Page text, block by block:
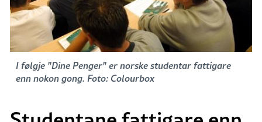
I følgje "Dine Penger" er norske studentar fattigare
enn nokon gong. Foto: Colourbox